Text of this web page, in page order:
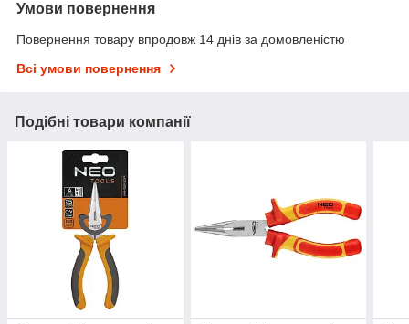
Умови повернення
Повернення товару впродовж 14 днів за домовленістю
Всі умови повернення
Подібні товари компанії